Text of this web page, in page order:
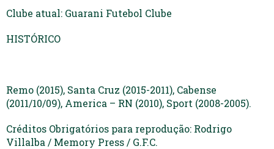
Clube atual: Guarani Futebol Clube
HISTÓRICO
Remo (2015), Santa Cruz (2015-2011), Cabense
(2011/10/09), America – RN (2010), Sport (2008-2005).
Créditos Obrigatórios para reprodução: Rodrigo
Villalba / Memory Press / G.F.C.